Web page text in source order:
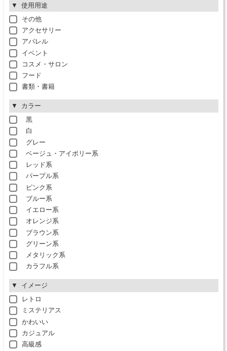
使用用途
その他
アクセサリー
アパレル
イベント
コスメ・サロン
フード
書類・書籍
カラー
黒
白
グレー
ベージュ・アイボリー系
レッド系
パープル系
ピンク系
ブルー系
イエロー系
オレンジ系
ブラウン系
グリーン系
メタリック系
カラフル系
イメージ
レトロ
ミステリアス
かわいい
カジュアル
高級感